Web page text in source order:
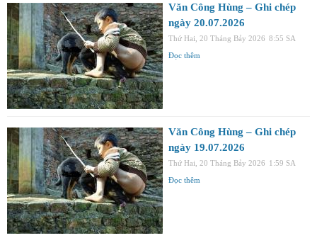
Văn Công Hùng – Ghi chép
ngày 20.07.2026
Thứ Hai, 20 Tháng Bảy 2026 8:55 SA
Đọc thêm
Văn Công Hùng – Ghi chép
ngày 19.07.2026
Thứ Hai, 20 Tháng Bảy 2026 1:59 SA
Đọc thêm